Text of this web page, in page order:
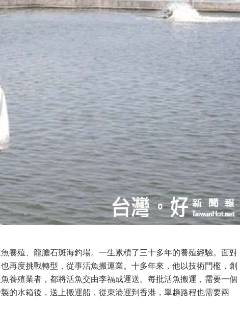
養殖、龍膽石斑海釣場。一生累積了三十多年的養殖經驗。面對
再度挑戰轉型，從事活魚搬運業。十多年來，他以技術門檻，創
養殖業者，都將活魚交由李福成運送。每批活魚搬運，需要一個
的水箱後，送上搬運船，從東港運到香港，單趟路程也需要兩